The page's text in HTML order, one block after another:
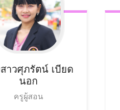
าวศุภรัตน์ เบียด
นอก
ครูผู้สอน